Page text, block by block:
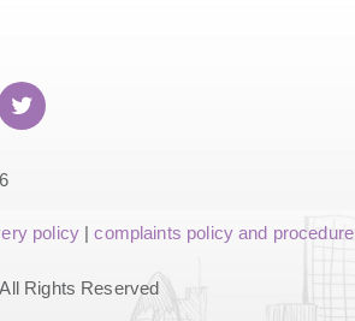
policy|complaints policy and procedure
Rights Reserved